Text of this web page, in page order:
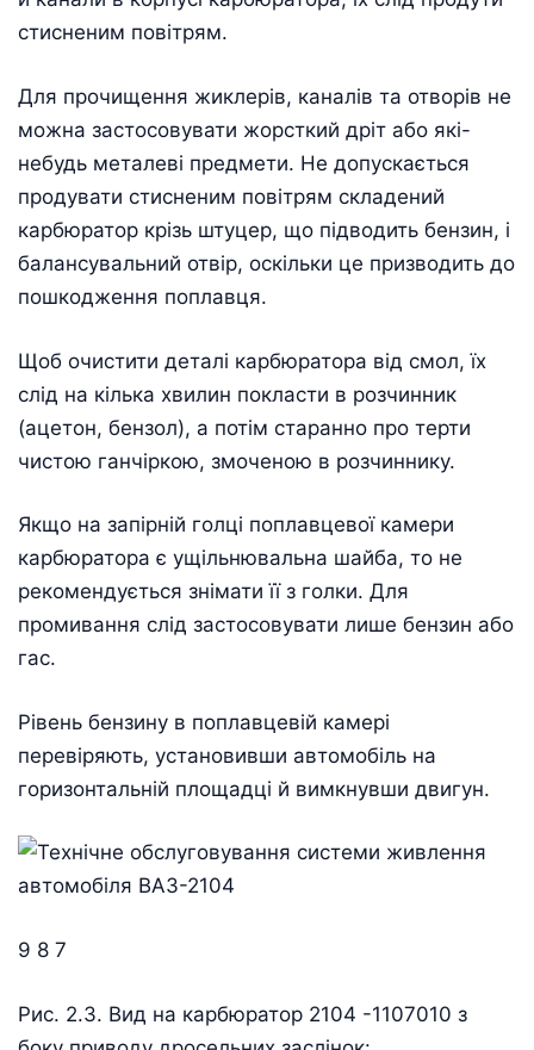
стисненим повітрям.
Для прочищення жиклерів, каналів та отворів не
можна застосовувати жорсткий дріт або які-
небудь металеві предмети. Не допускається
продувати стисненим повітрям складений
карбюратор крізь штуцер, що підводить бензин, і
балансувальний отвір, оскільки це призводить до
пошкодження поплавця.
Щоб очистити деталі карбюратора від смол, їх
слід на кілька хвилин покласти в розчинник
(ацетон, бензол), а потім старанно про терти
чистою ганчіркою, змоченою в розчиннику.
Якщо на запірній голці поплавцевої камери
карбюратора є ущільнювальна шайба, то не
рекомендується знімати її з голки. Для
промивання слід застосовувати лише бензин або
гас.
Рівень бензину в поплавцевій камері
перевіряють, установивши автомобіль на
горизонтальній площадці й вимкнувши двигун.
9 8 7
Рис. 2.3. Вид на карбюратор 2104 -1107010 з